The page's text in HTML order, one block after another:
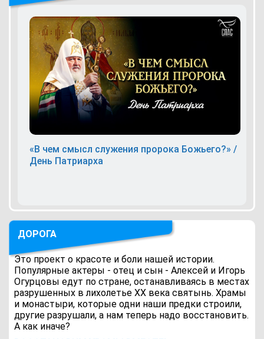
«В чем смысл служения пророка Божьего?» /
День Патриарха
ДОРОГА
Это проект о красоте и боли нашей истории.
Популярные актеры - отец и сын - Алексей и Игорь
Огурцовы едут по стране, останавливаясь в местах
разрушенных в лихолетье ХХ века святынь. Храмы
и монастыри, которые одни наши предки строили,
другие разрушали, а нам теперь надо восстановить.
А как иначе?